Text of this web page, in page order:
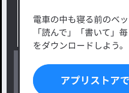
小説コンテスト応募・公募
出版・メディアミックス作品